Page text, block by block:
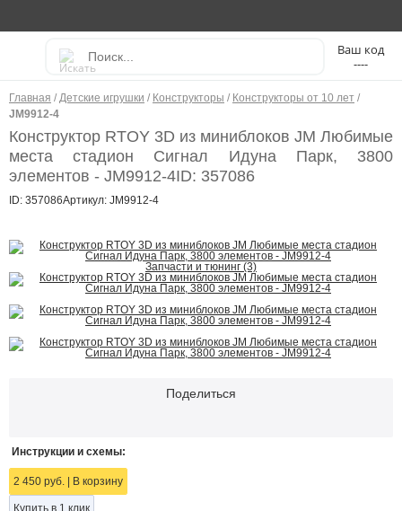
----
Главная / Детские игрушки / Конструкторы / Конструкторы от 10 лет /
JM9912-4
Конструктор RTOY 3D из миниблоков JM Любимые
места стадион Сигнал Идуна Парк, 3800
элементов - JM9912-4ID: 357086
ID: 357086Артикул: JM9912-4
Запчасти и тюнинг (3)
Поделиться
Инструкции и схемы:
2 450 руб. В корзину
Купить в 1 клик